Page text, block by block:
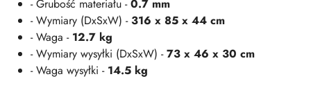
- Grubość materiału -0.7 mm
- Wymiary (DxSxW) -316 x 85 x 44 cm
- Waga - 12.7 kg
- Wymiary wysyłki (DxSxW) -73 x 46 x 30 cm
- Waga wysyłki - 14.5 kg